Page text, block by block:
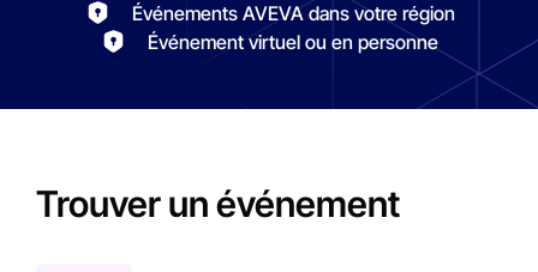
Qu'est-ce que vous cherchez ?
Événements AVEVA dans votre région
Événement virtuel ou en personne
Trouver un événement
France
Type d'évènement